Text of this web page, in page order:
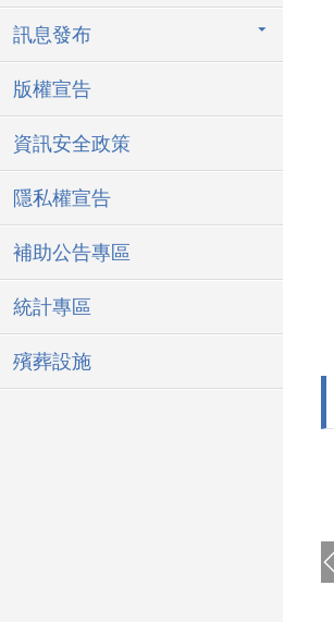
訊息發布
版權宣告
資訊安全政策
隱私權宣告
補助公告專區
統計專區
殯葬設施